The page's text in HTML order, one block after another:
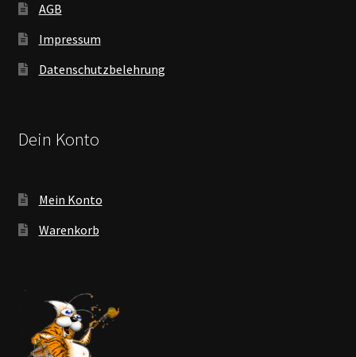
AGB
Impressum
Datenschutzbelehrung
Dein Konto
Mein Konto
Warenkorb